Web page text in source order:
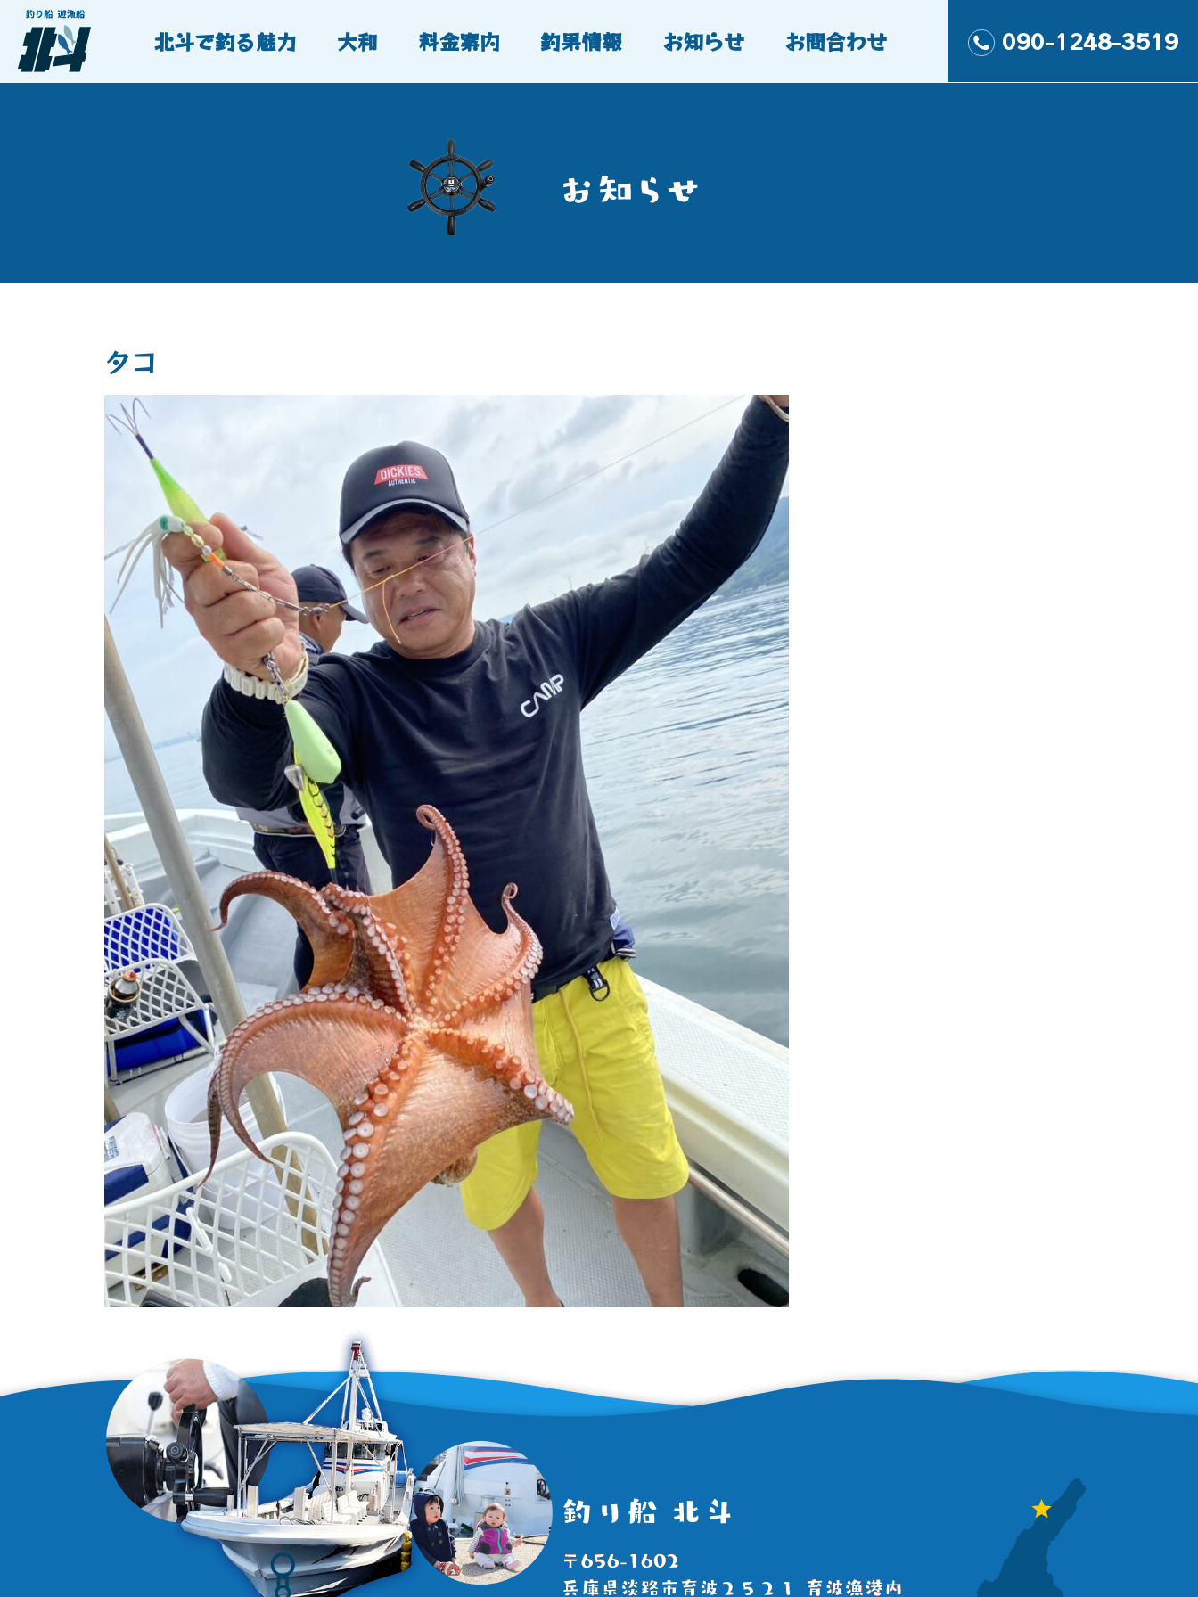
北斗で釣る魅力 大和 料金案内 釣果情報 お知らせ お問合わせ 090-1248-3519
タコ